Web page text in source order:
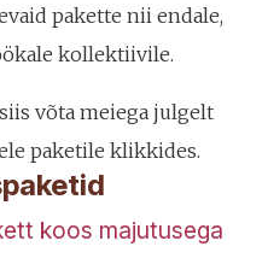
pakette nii endale,
kollektiivile.
võta meiega julgelt
paketile klikkides.
koos majutusega